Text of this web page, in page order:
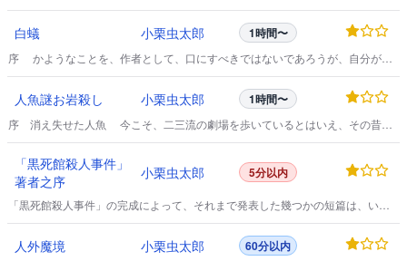
白蟻 小栗虫太郎 1時間〜
序 かようなことを、作者として、口にすべきではないであろうが、自分が書
人魚謎お岩殺し 小栗虫太郎 1時間〜
序 消え失せた人魚 今こそ、二三流の劇場を歩いているとはいえ、その昔、
「黒死館殺人事件」
著者之序
小栗虫太郎 5分以内
「黒死館殺人事件」の完成によって、それまで発表した幾つかの短篇は、いず
人外魔境 小栗虫太郎 60分以内